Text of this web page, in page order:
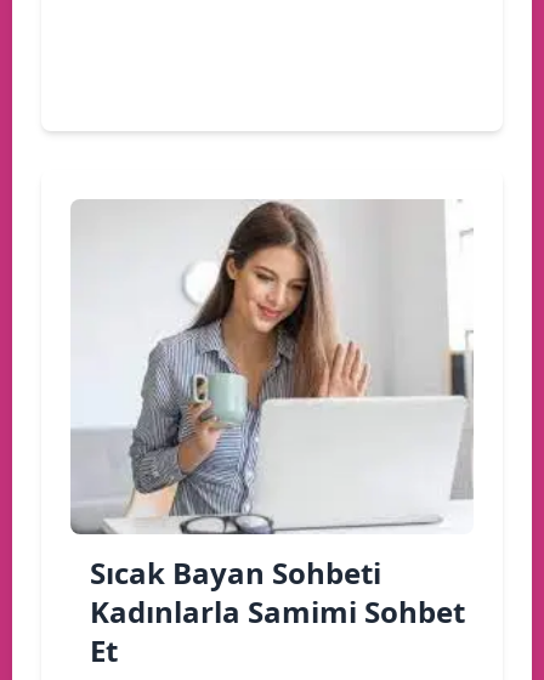
Sıcak Bayan Sohbeti
Kadınlarla Samimi Sohbet
Et